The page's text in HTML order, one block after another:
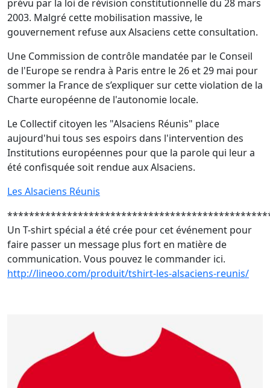
prévu par la loi de révision constitutionnelle du 28 mars
2003. Malgré cette mobilisation massive, le
gouvernement refuse aux Alsaciens cette consultation.
Une Commission de contrôle mandatée par le Conseil
de l'Europe se rendra à Paris entre le 26 et 29 mai pour
sommer la France de s’expliquer sur cette violation de la
Charte européenne de l'autonomie locale.
Le Collectif citoyen les "Alsaciens Réunis" place
aujourd'hui tous ses espoirs dans l'intervention des
Institutions européennes pour que la parole qui leur a
été confisquée soit rendue aux Alsaciens.
Les Alsaciens Réunis
Un T-shirt spécial a été crée pour cet événement pour
faire passer un message plus fort en matière de
communication. Vous pouvez le commander ici.
http://lineoo.com/produit/tshirt-les-alsaciens-reunis/